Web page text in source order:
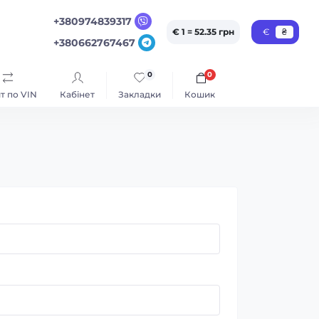
+380974839317
+380662767467
€ 1 = 52.35 грн € ₴
по VIN Кабінет Закладки
0
Кошик
0